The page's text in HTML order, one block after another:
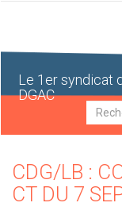
Le 1er syndicat
DGAC
CDG/LB :
CT DU 7